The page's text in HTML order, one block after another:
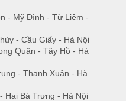
- Mỹ Đình - Từ Liêm -
- Cầu Giấy - Hà Nội
Quân - Tây Hồ - Hà
- Thanh Xuân - Hà
Hai Bà Trưng - Hà Nội